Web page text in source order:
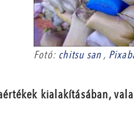
Fotó: chitsu san ,
kialakításában,